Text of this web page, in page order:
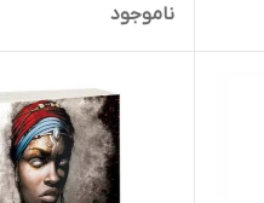
ناموجود